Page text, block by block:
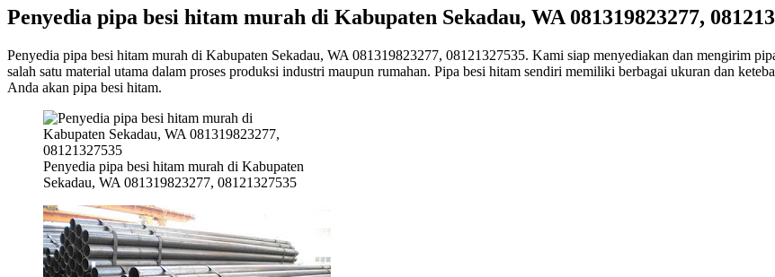
Penyedia pipa besi hitam murah di Kabupaten Sekadau, WA 081319823277,
Penyedia pipa besi hitam murah di Kabupaten Sekadau, WA 081319823277, 08121327535. Kami siap menyediakan dan mengirim
salah satu material utama dalam proses produksi industri maupun rumahan. Pipa besi hitam sendiri memiliki berbagai ukuran dan
Anda akan pipa besi hitam.
Penyedia pipa besi hitam murah di Kabupaten
Sekadau, WA 081319823277, 08121327535